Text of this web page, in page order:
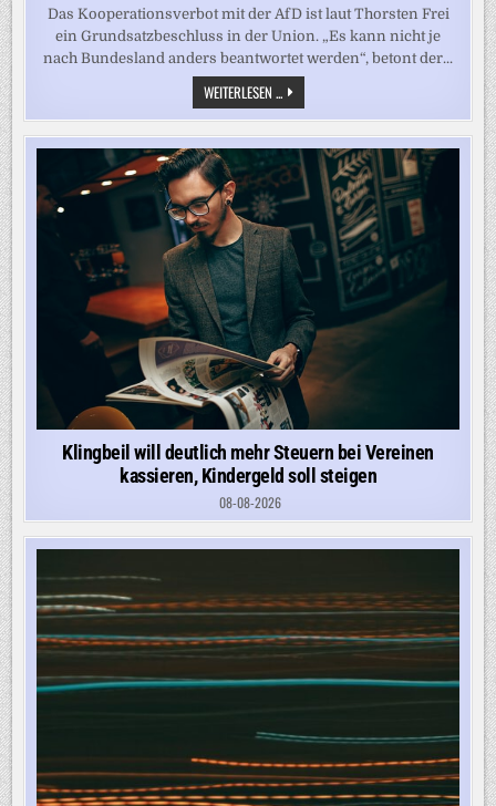
Das Kooperationsverbot mit der AfD ist laut Thorsten Frei
ein Grundsatzbeschluss in der Union. „Es kann nicht je
nach Bundesland anders beantwortet werden“, betont der...
WEITERLESEN ... ANSAGE
AN
LANDESPARTEI
–
CDU-
SPITZE
DULDET
KEINE
KOALITION
MIT
AFD
IN
SACHSEN-
ANHALT
Klingbeil will deutlich mehr Steuern bei Vereinen
kassieren, Kindergeld soll steigen
08-08-2026